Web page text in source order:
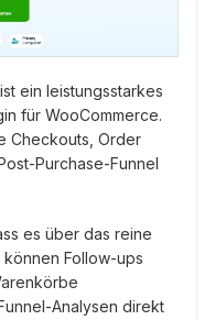
ein leistungsstarkes
für WooCommerce.
Checkouts, Order
Purchase-Funnel
es über das reine
Follow-ups
Analysen direkt